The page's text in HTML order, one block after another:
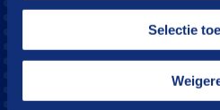
Selectie
Download the in3 app
App store